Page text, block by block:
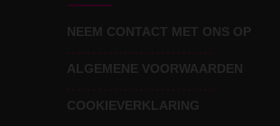
Wat voor leider wil jij
zijn?
NEEM CONTACT MET ONS OP
ALGEMENE VOORWAARDEN
COOKIEVERKLARING